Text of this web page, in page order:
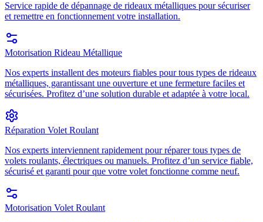
Service rapide de dépannage de rideaux métalliques pour sécuriser
et remettre en fonctionnement votre installation.
Motorisation Rideau Métallique
Nos experts installent des moteurs fiables pour tous types de rideaux
métalliques, garantissant une ouverture et une fermeture faciles et
sécurisées. Profitez d’une solution durable et adaptée à votre local.
Réparation Volet Roulant
Nos experts interviennent rapidement pour réparer tous types de
volets roulants, électriques ou manuels. Profitez d’un service fiable,
sécurisé et garanti pour que votre volet fonctionne comme neuf.
Motorisation Volet Roulant